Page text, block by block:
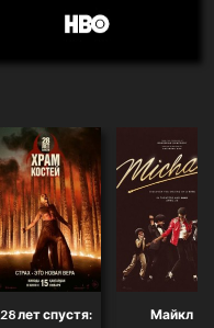
28 лет спустя:
Майкл